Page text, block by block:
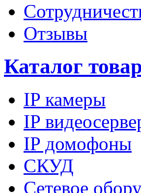
Отзывы
Каталог
IP камеры
IP
IP домофоны
СКУД
Сетевое